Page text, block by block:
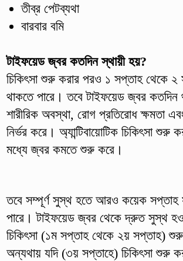
তীব্র পেটব্যথা
বারবার বমি
টাইফয়েড জ্বর কতদিন স্থায়ী হয়?
চিকিৎসা শুরু করার পরও ১ সপ্তাহ থেকে ২
থাকতে পারে। তবে টাইফয়েড জ্বর কতদিন
শারীরিক অবস্থা, রোগ প্রতিরোধ ক্ষমতা
নির্ভর করে। অ্যান্টিবায়োটিক চিকিৎসা শুরু
মধ্যে জ্বর কমতে শুরু করে।
তবে সম্পূর্ণ সুস্থ হতে আরও কয়েক সপ্তাহ
পারে। টাইফয়েড জ্বর থেকে দ্রুত সুস্থ
চিকিৎসা (১ম সপ্তাহ থেকে ২য় সপ্তাহ)
অন্যথায় যদি (৩য় সপ্তাহে) চিকিৎসা শুরু